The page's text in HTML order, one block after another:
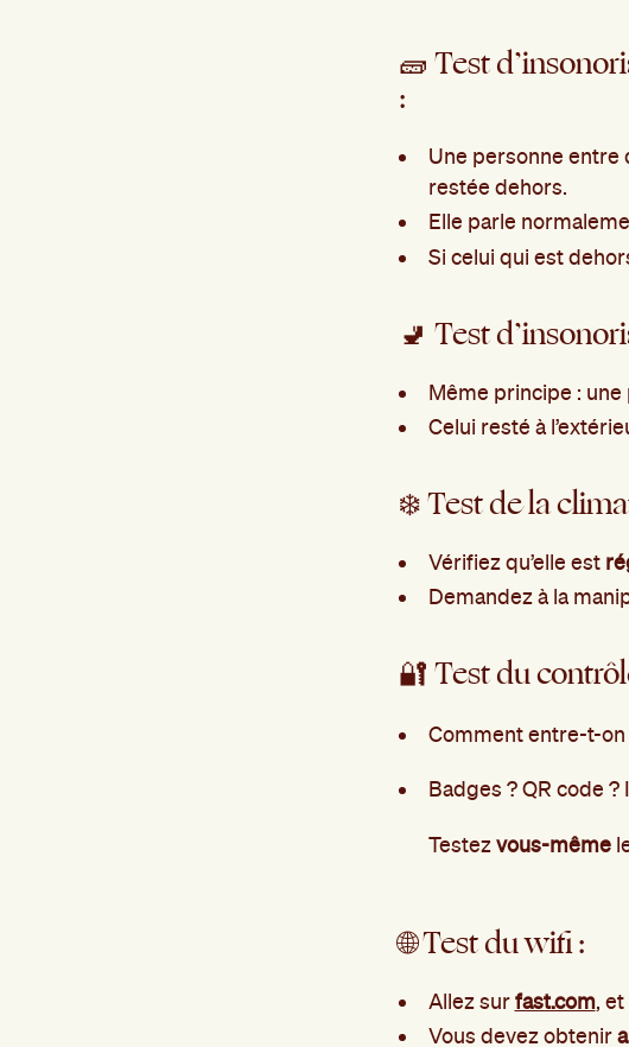
🧱 Test
:
Une personne entre
restée dehors.
Elle parle
Si celui qui est
🚽 Test
Même principe : une
Celui resté à
❄️ Test de la
Vérifiez qu’elle est
Demandez à la
🔐 Test du
Comment entre-t-on
Badges ? QR code
Testezvous-même
🌐 Test du wifi :
Allez surfast.com,
Vous devez obtenir